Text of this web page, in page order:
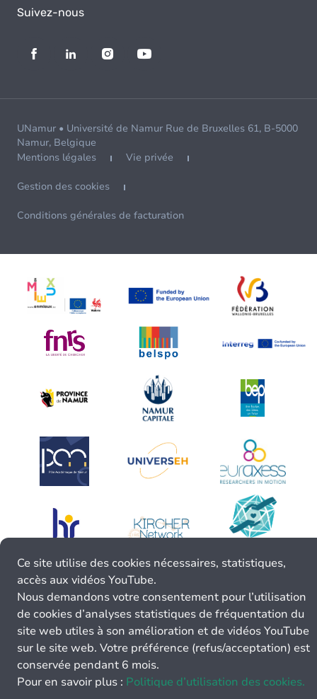
Suivez-nous
UNamur • Université de Namur Rue de Bruxelles 61, B-5000
Namur, Belgique
Mentions légales
Vie privée
Gestion des cookies
Conditions générales de facturation
Ce site utilise des cookies nécessaires, statistiques,
accès aux vidéos YouTube.
Nous demandons votre consentement pour l’utilisation
de cookies d’analyses statistiques de fréquentation du
site web utiles à son amélioration et de vidéos YouTube
sur le site web. Votre préférence (refus/acceptation) est
conservée pendant 6 mois.
Pour en savoir plus : Politique d’utilisation des cookies.